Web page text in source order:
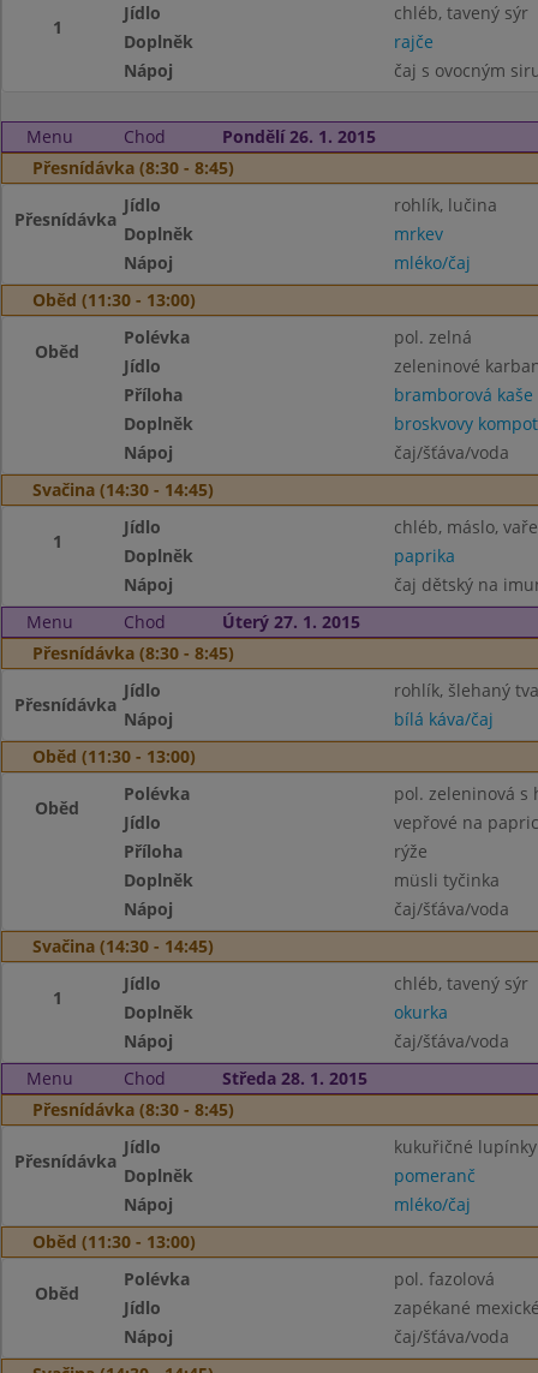
1
Jídlo
chléb, tavený sýr
Doplněk
rajče
Nápoj
čaj s ovocným
Menu Chod
Pondělí 26. 1. 2015
Přesnídávka (8:30 - 8:45)
Přesnídávka
Jídlo
rohlík, lučina
Doplněk
mrkev
Nápoj
mléko/čaj
Oběd (11:30 - 13:00)
Oběd
Polévka
pol. zelná
Jídlo
zeleninové
Příloha
bramborová kaše
Doplněk
broskvovy kompot
Nápoj
čaj/šťáva/voda
Svačina (14:30 - 14:45)
1
Jídlo
chléb, máslo,
Doplněk
paprika
Nápoj
čaj dětský na
Menu
Chod
Úterý 27. 1. 2015
Přesnídávka (8:30 - 8:45)
Přesnídávka
Jídlo
rohlík, šlehaný
Nápoj
bílá káva/čaj
Oběd (11:30 - 13:00)
Oběd
Polévka
pol. zeleninová s
Jídlo
vepřové na
Příloha
rýže
Doplněk
müsli tyčinka
Nápoj
čaj/šťáva/voda
Svačina (14:30 - 14:45)
1
Jídlo
chléb, tavený sýr
Doplněk
okurka
Nápoj
čaj/šťáva/voda
Menu
Chod
Středa 28. 1. 2015
Přesnídávka (8:30 - 8:45)
Přesnídávka
Jídlo
kukuřičné
Doplněk
pomeranč
Nápoj
mléko/čaj
Oběd (11:30 - 13:00)
Oběd
Polévka
pol. fazolová
Jídlo
zapékané
Nápoj
čaj/šťáva/voda